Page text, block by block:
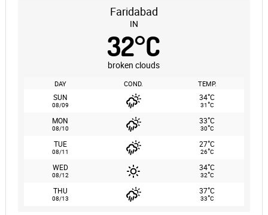
Faridabad
IN
32°C
broken clouds
DAY COND. TEMP.
SUN
08/09
34°C
31°C
MON
08/10
33°C
30°C
TUE
08/11
27°C
26°C
WED
08/12
34°C
32°C
THU
08/13
37°C
33°C